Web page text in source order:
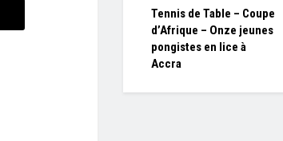
Tennis de Table – Coupe
d’Afrique – Onze jeunes
pongistes en lice à
Accra